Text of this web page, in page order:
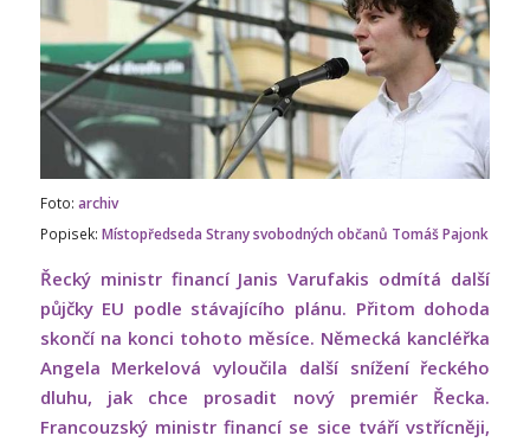
Foto: archiv
Popisek: Místopředseda Strany svobodných občanů Tomáš Pajonk
Řecký ministr financí Janis Varufakis odmítá další
půjčky EU podle stávajícího plánu. Přitom dohoda
skončí na konci tohoto měsíce. Německá kancléřka
Angela Merkelová vyloučila další snížení řeckého
dluhu, jak chce prosadit nový premiér Řecka.
Francouzský ministr financí se sice tváří vstřícněji,